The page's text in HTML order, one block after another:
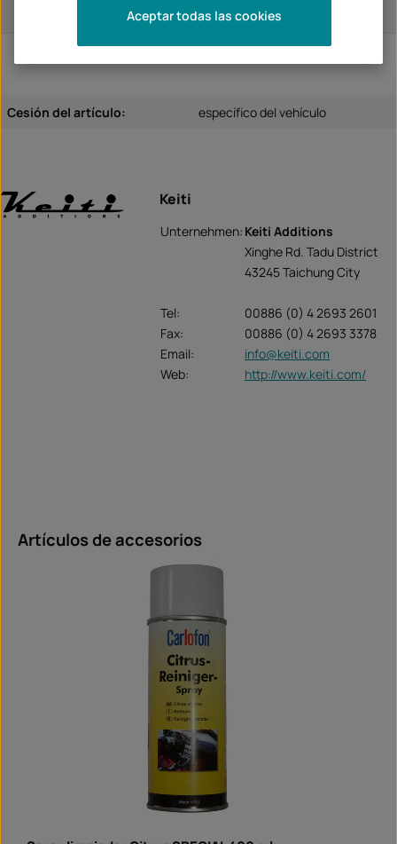
R6 Race 2024
Cesión del artículo: específico del vehículo
Keiti
Unternehmen: Keiti Additions
Xinghe Rd. Tadu District
43245 Taichung City
Tel:
00886 (0) 4 2693 2601
Fax:
00886 (0) 4 2693 3378
Email:
info@keiti.com
Web:
http://www.keiti.com/
Omitir la galería de productos
Artículos de accesorios
Aceptar todas las cookies